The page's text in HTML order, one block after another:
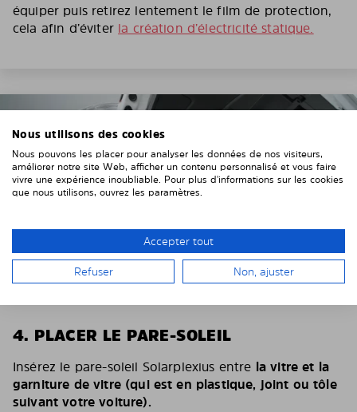
équiper puis retirez lentement le film de protection,
cela afin d’éviter la création d’électricité statique.
4. PLACER LE PARE-SOLEIL
Insérez le pare-soleil Solarplexius entre la vitre et la
garniture de vitre (qui est en plastique, joint ou tôle
suivant votre voiture).
Nous utilisons des cookies
Nous pouvons les placer pour analyser les données de nos visiteurs,
améliorer notre site Web, afficher un contenu personnalisé et vous faire
vivre une expérience inoubliable. Pour plus d'informations sur les cookies
que nous utilisons, ouvrez les paramètres.
Accepter tout
Refuser Non, ajuster